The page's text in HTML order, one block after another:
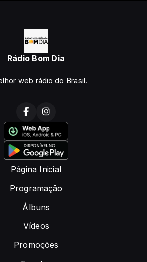
Rádio Bom Dia
web rádio do Brasil.
Página Inicial
Programação
Álbuns
Vídeos
Promoções